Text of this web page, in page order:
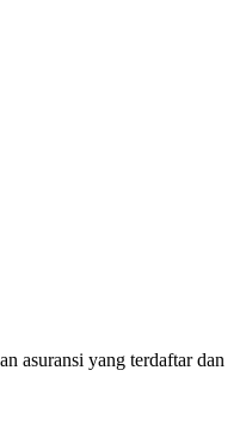
asuransi yang terdaftar dan